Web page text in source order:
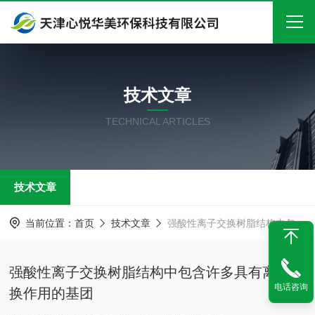
关于我们
产品中心
在线留言
技术文章
TECHNICAL ARTICLES
技术文章
当前位置： 首页 技术文章 强酸性离子交换树脂结构中包含许多具有离子交换作用的基团
强酸性离子交换树脂结构中包含许多具有离子交
换作用的基团
电话咨询